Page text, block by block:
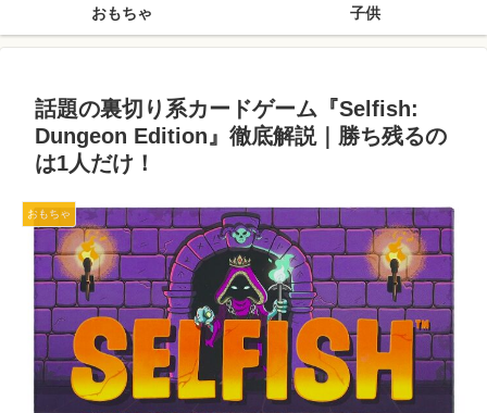
おもちゃ 子供
話題の裏切り系カードゲーム『Selfish:
Dungeon Edition』徹底解説｜勝ち残るの
は1人だけ！
おもちゃ